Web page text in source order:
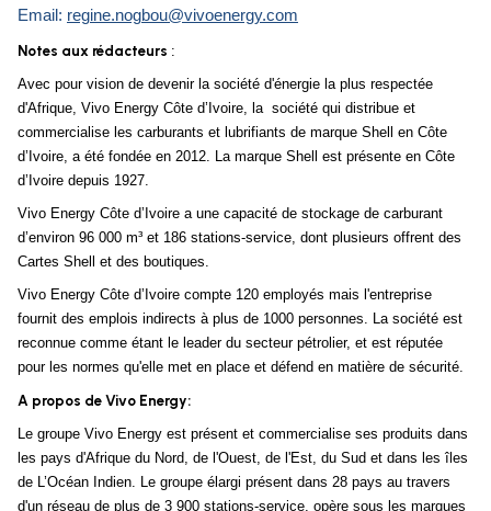
Email: regine.nogbou@vivoenergy.com
Notes aux rédacteurs :
Avec pour vision de devenir la société d'énergie la plus respectée
d'Afrique, Vivo Energy Côte d’Ivoire, la société qui distribue et
commercialise les carburants et lubrifiants de marque Shell en Côte
d’Ivoire, a été fondée en 2012. La marque Shell est présente en Côte
d’Ivoire depuis 1927.
Vivo Energy Côte d’Ivoire a une capacité de stockage de carburant
d’environ 96 000 m³ et 186 stations-service, dont plusieurs offrent des
Cartes Shell et des boutiques.
Vivo Energy Côte d’Ivoire compte 120 employés mais l'entreprise
fournit des emplois indirects à plus de 1000 personnes. La société est
reconnue comme étant le leader du secteur pétrolier, et est réputée
pour les normes qu'elle met en place et défend en matière de sécurité.
A propos de Vivo Energy:
Le groupe Vivo Energy est présent et commercialise ses produits dans
les pays d'Afrique du Nord, de l'Ouest, de l'Est, du Sud et dans les îles
de L’Océan Indien. Le groupe élargi présent dans 28 pays au travers
d'un réseau de plus de 3 900 stations-service, opère sous les marques